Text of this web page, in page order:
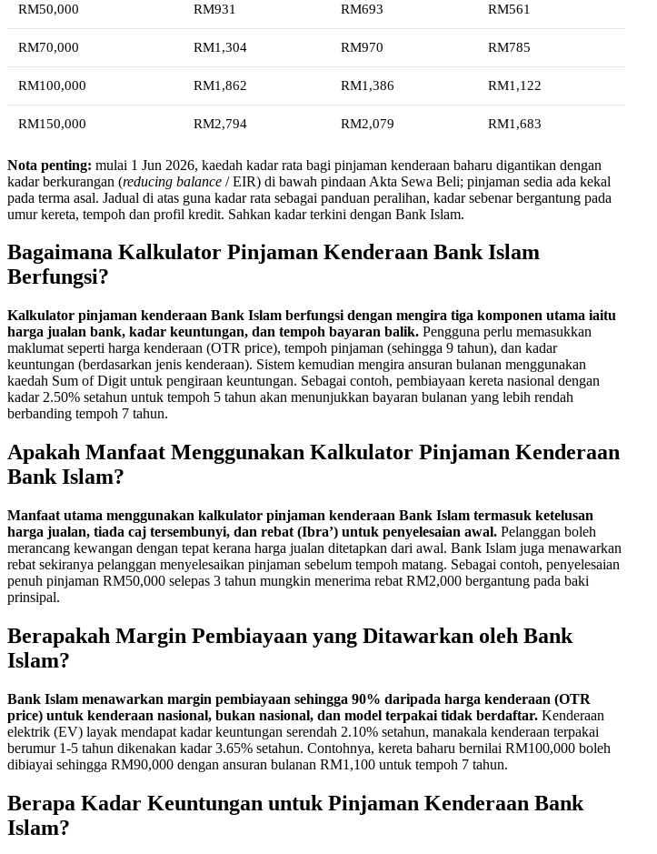
RM50,000 RM931 RM693 RM561
RM70,000 RM1,304 RM970 RM785
RM100,000 RM1,862 RM1,386 RM1,122
RM150,000 RM2,794 RM2,079 RM1,683
Nota penting: mulai 1 Jun 2026, kaedah kadar rata bagi pinjaman kenderaan baharu digantikan dengan
kadar berkurangan (reducing balance / EIR) di bawah pindaan Akta Sewa Beli; pinjaman sedia ada kekal
pada terma asal. Jadual di atas guna kadar rata sebagai panduan peralihan, kadar sebenar bergantung pada
umur kereta, tempoh dan profil kredit. Sahkan kadar terkini dengan Bank Islam.
Bagaimana Kalkulator Pinjaman Kenderaan Bank Islam
Berfungsi?
Kalkulator pinjaman kenderaan Bank Islam berfungsi dengan mengira tiga komponen utama iaitu
harga jualan bank, kadar keuntungan, dan tempoh bayaran balik. Pengguna perlu memasukkan
maklumat seperti harga kenderaan (OTR price), tempoh pinjaman (sehingga 9 tahun), dan kadar
keuntungan (berdasarkan jenis kenderaan). Sistem kemudian mengira ansuran bulanan menggunakan
kaedah Sum of Digit untuk pengiraan keuntungan. Sebagai contoh, pembiayaan kereta nasional dengan
kadar 2.50% setahun untuk tempoh 5 tahun akan menunjukkan bayaran bulanan yang lebih rendah
berbanding tempoh 7 tahun.
Apakah Manfaat Menggunakan Kalkulator Pinjaman Kenderaan
Bank Islam?
Manfaat utama menggunakan kalkulator pinjaman kenderaan Bank Islam termasuk ketelusan
harga jualan, tiada caj tersembunyi, dan rebat (Ibra’) untuk penyelesaian awal. Pelanggan boleh
merancang kewangan dengan tepat kerana harga jualan ditetapkan dari awal. Bank Islam juga menawarkan
rebat sekiranya pelanggan menyelesaikan pinjaman sebelum tempoh matang. Sebagai contoh, penyelesaian
penuh pinjaman RM50,000 selepas 3 tahun mungkin menerima rebat RM2,000 bergantung pada baki
prinsipal.
Berapakah Margin Pembiayaan yang Ditawarkan oleh Bank
Islam?
Bank Islam menawarkan margin pembiayaan sehingga 90% daripada harga kenderaan (OTR
price) untuk kenderaan nasional, bukan nasional, dan model terpakai tidak berdaftar. Kenderaan
elektrik (EV) layak mendapat kadar keuntungan serendah 2.10% setahun, manakala kenderaan terpakai
berumur 1-5 tahun dikenakan kadar 3.65% setahun. Contohnya, kereta baharu bernilai RM100,000 boleh
dibiayai sehingga RM90,000 dengan ansuran bulanan RM1,100 untuk tempoh 7 tahun.
Berapa Kadar Keuntungan untuk Pinjaman Kenderaan Bank
Islam?